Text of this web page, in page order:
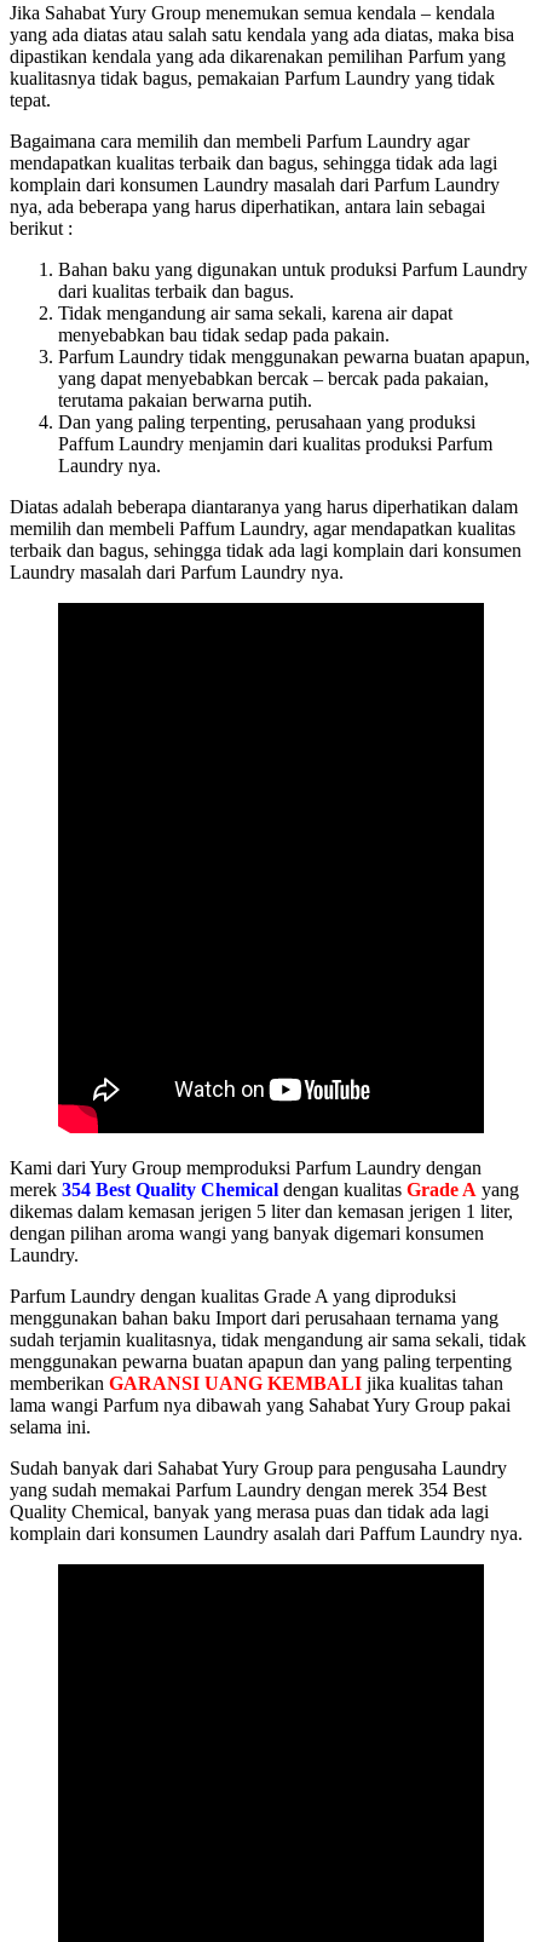
Jika Sahabat Yury Group menemukan semua kendala – kendala
yang ada diatas atau salah satu kendala yang ada diatas, maka bisa
dipastikan kendala yang ada dikarenakan pemilihan Parfum yang
kualitasnya tidak bagus, pemakaian Parfum Laundry yang tidak
tepat.
Bagaimana cara memilih dan membeli Parfum Laundry agar
mendapatkan kualitas terbaik dan bagus, sehingga tidak ada lagi
komplain dari konsumen Laundry masalah dari Parfum Laundry
nya, ada beberapa yang harus diperhatikan, antara lain sebagai
berikut :
Bahan baku yang digunakan untuk produksi Parfum Laundry
dari kualitas terbaik dan bagus.
Tidak mengandung air sama sekali, karena air dapat
menyebabkan bau tidak sedap pada pakain.
Parfum Laundry tidak menggunakan pewarna buatan apapun,
yang dapat menyebabkan bercak – bercak pada pakaian,
terutama pakaian berwarna putih.
Dan yang paling terpenting, perusahaan yang produksi
Paffum Laundry menjamin dari kualitas produksi Parfum
Laundry nya.
Diatas adalah beberapa diantaranya yang harus diperhatikan dalam
memilih dan membeli Paffum Laundry, agar mendapatkan kualitas
terbaik dan bagus, sehingga tidak ada lagi komplain dari konsumen
Laundry masalah dari Parfum Laundry nya.
Kami dari Yury Group memproduksi Parfum Laundry dengan
merek 354 Best Quality Chemical dengan kualitas Grade A yang
dikemas dalam kemasan jerigen 5 liter dan kemasan jerigen 1 liter,
dengan pilihan aroma wangi yang banyak digemari konsumen
Laundry.
Parfum Laundry dengan kualitas Grade A yang diproduksi
menggunakan bahan baku Import dari perusahaan ternama yang
sudah terjamin kualitasnya, tidak mengandung air sama sekali, tidak
menggunakan pewarna buatan apapun dan yang paling terpenting
memberikan GARANSI UANG KEMBALI jika kualitas tahan
lama wangi Parfum nya dibawah yang Sahabat Yury Group pakai
selama ini.
Sudah banyak dari Sahabat Yury Group para pengusaha Laundry
yang sudah memakai Parfum Laundry dengan merek 354 Best
Quality Chemical, banyak yang merasa puas dan tidak ada lagi
komplain dari konsumen Laundry asalah dari Paffum Laundry nya.